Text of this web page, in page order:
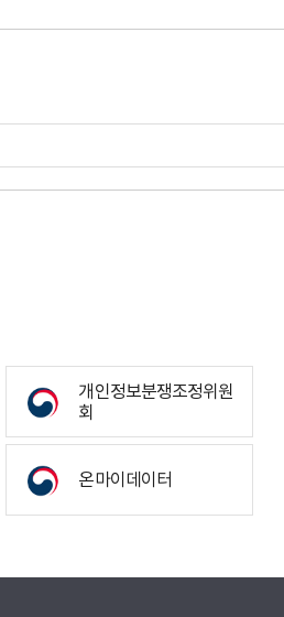
개인정보분쟁조정위원
회
온마이데이터